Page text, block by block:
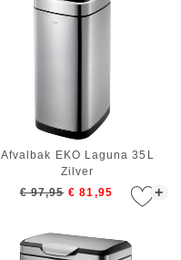
+
Afvalbak EKO Laguna 35L
Zilver
€ 97,95 € 81,95